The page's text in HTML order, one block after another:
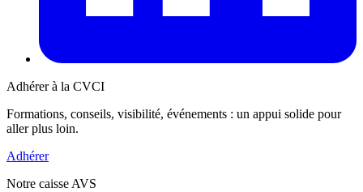
Adhérer à la CVCI
Formations, conseils, visibilité, événements : un appui solide pour
aller plus loin.
Adhérer
Notre caisse AVS